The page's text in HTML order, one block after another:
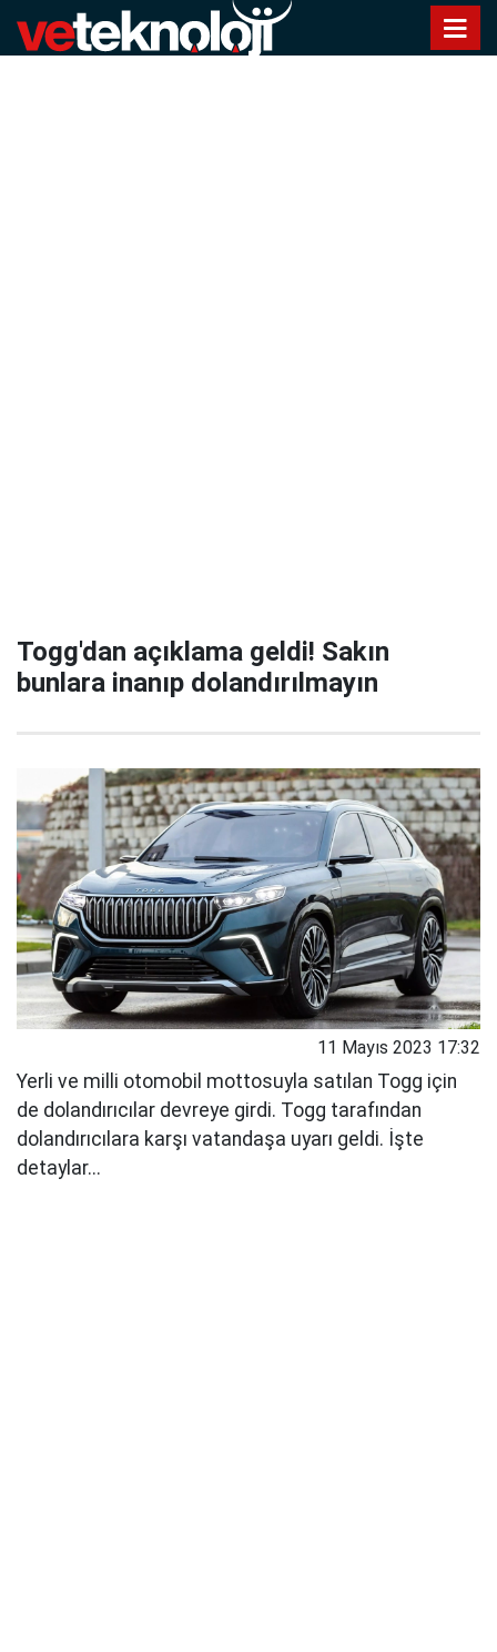
Togg'dan açıklama geldi! Sakın
bunlara inanıp dolandırılmayın
11 Mayıs 2023 17:32
Yerli ve milli otomobil mottosuyla satılan Togg için
de dolandırıcılar devreye girdi. Togg tarafından
dolandırıcılara karşı vatandaşa uyarı geldi. İşte
detaylar...